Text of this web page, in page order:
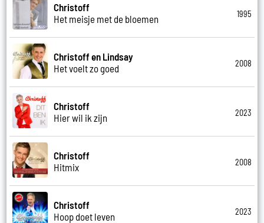
Christoff
Het meisje met de bloemen
1995
Christoff en Lindsay
Het voelt zo goed
2008
Christoff
Hier wil ik zijn
2023
Christoff
Hitmix
2008
Christoff
Hoop doet leven
2023